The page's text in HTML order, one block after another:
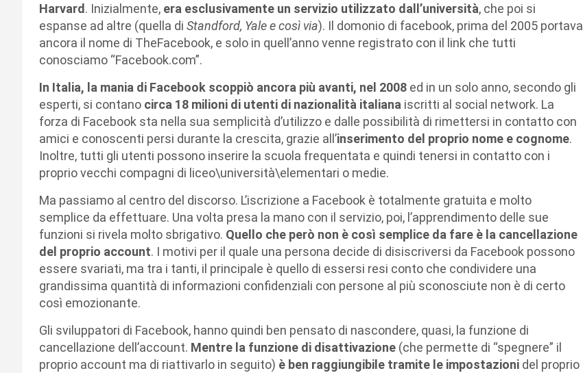
Harvard. Inizialmente, era esclusivamente un servizio utilizzato dall’università, che poi si
espanse ad altre (quella di Standford, Yale e così via). Il domonio di facebook, prima del 2005 portava
ancora il nome di TheFacebook, e solo in quell’anno venne registrato con il link che tutti
conosciamo “Facebook.com”.
In Italia, la mania di Facebook scoppiò ancora più avanti, nel 2008 ed in un solo anno, secondo gli
esperti, si contano circa 18 milioni di utenti di nazionalità italiana iscritti al social network. La
forza di Facebook sta nella sua semplicità d’utilizzo e dalle possibilità di rimettersi in contatto con
amici e conoscenti persi durante la crescita, grazie all’inserimento del proprio nome e cognome.
Inoltre, tutti gli utenti possono inserire la scuola frequentata e quindi tenersi in contatto con i
proprio vecchi compagni di liceo\università\elementari o medie.
Ma passiamo al centro del discorso. L’iscrizione a Facebook è totalmente gratuita e molto
semplice da effettuare. Una volta presa la mano con il servizio, poi, l’apprendimento delle sue
funzioni si rivela molto sbrigativo. Quello che però non è così semplice da fare è la cancellazione
del proprio account. I motivi per il quale una persona decide di disiscriversi da Facebook possono
essere svariati, ma tra i tanti, il principale è quello di essersi resi conto che condividere una
grandissima quantità di informazioni confidenziali con persone al più sconosciute non è di certo
così emozionante.
Gli sviluppatori di Facebook, hanno quindi ben pensato di nascondere, quasi, la funzione di
cancellazione dell’account. Mentre la funzione di disattivazione (che permette di “spegnere” il
proprio account ma di riattivarlo in seguito) è ben raggiungibile tramite le impostazioni del proprio